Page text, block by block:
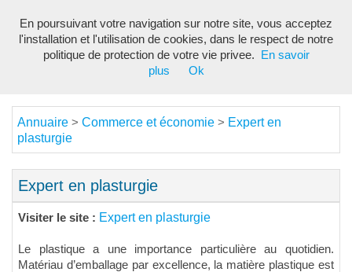
Annuaire > Commerce et économie > Expert en
plasturgie
Expert en plasturgie
Visiter le site : Expert en plasturgie
Le plastique a une importance particulière au quotidien.
Matériau d’emballage par excellence, la matière plastique est
En poursuivant votre navigation sur notre site, vous acceptez
l'installation et l'utilisation de cookies, dans le respect de notre
politique de protection de votre vie privee.
En savoir
plus
Ok